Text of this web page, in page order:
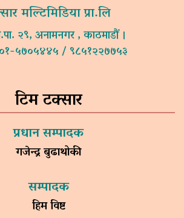
मल्टिमिडिया प्रा.लि
२९, अनामनगर , काठमाडौं ।
५७०५४४५ / ९८५१२२७७५३
टिम टक्सार
प्रधान सम्पादक
गजेन्द्र बुढाथोकी
सम्पादक
हिम विष्ट